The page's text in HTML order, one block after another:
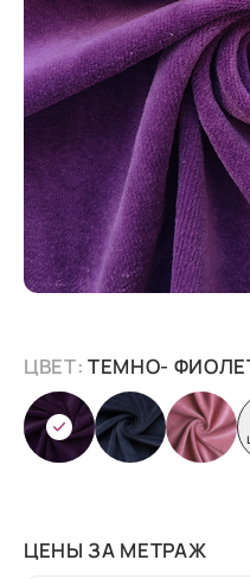
ЦВЕТ:ТЕМНО-
ЦЕНЫ ЗА МЕТРАЖ